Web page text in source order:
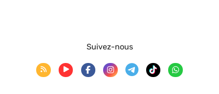
Suivez-nous